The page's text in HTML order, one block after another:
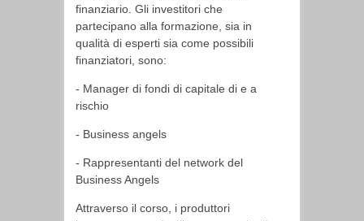
finanziario. Gli investitori che
partecipano alla formazione, sia in
qualità di esperti sia come possibili
finanziatori, sono:
- Manager di fondi di capitale di e a
rischio
- Business angels
- Rappresentanti del network del
Business Angels
Attraverso il corso, i produttori